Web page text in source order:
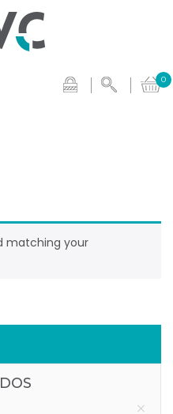
0
matching your